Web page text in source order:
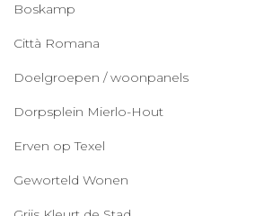
Boskamp
Città Romana
Doelgroepen / woonpanels
Dorpsplein Mierlo-Hout
Erven op Texel
Geworteld Wonen